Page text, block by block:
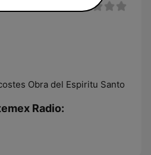
Obra del Espiritu Santo
Radio: